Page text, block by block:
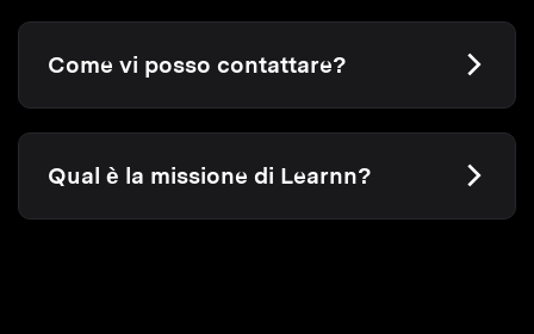
Come vi posso contattare?
Qual è la missione di Learnn?